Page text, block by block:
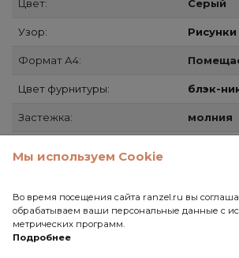
Цвет: Серый
Узор:
Формат А4:
Цвет фурнитуры: блэк-
Застежка: молния
Самовывоз
СДЭК
Почта России
Мы используем Cookie
Во время посещения сайта ranzel.ru вы
обрабатываем ваши персональные данные с
метрических программ.
Подробнее